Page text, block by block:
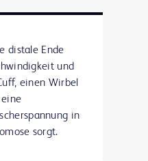
distale Ende
und
einen Wirbel
in
sorgt.